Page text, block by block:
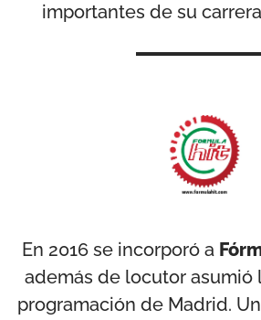
importantes de su
En 2016 se incorporó a
además de locutor asumió
programación de Madrid.